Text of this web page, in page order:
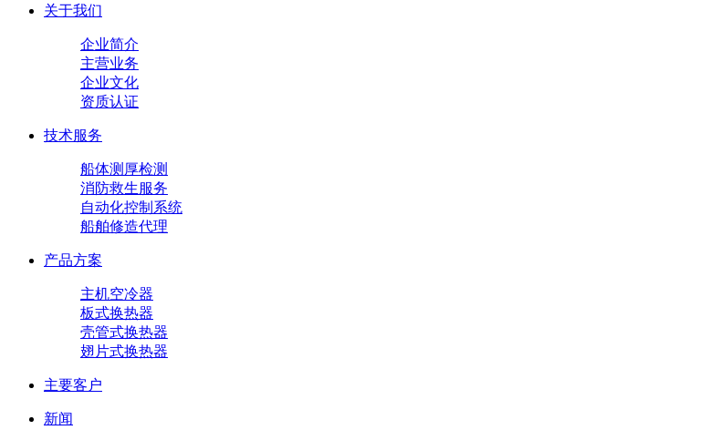
关于我们
企业简介
主营业务
企业文化
资质认证
技术服务
船体测厚检测
消防救生服务
自动化控制系统
船舶修造代理
产品方案
主机空冷器
板式换热器
壳管式换热器
翅片式换热器
主要客户
新闻